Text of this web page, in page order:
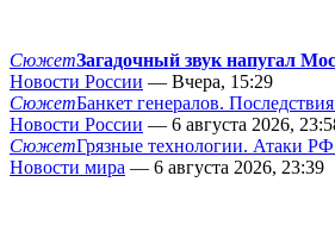
СюжетЗагадочный звук напугал
Новости России — Вчера, 15:29
СюжетБанкет генералов.
Новости России — 6 августа 2026,
СюжетГрязные технологии. Атаки
Новости мира — 6 августа 2026, 23:39